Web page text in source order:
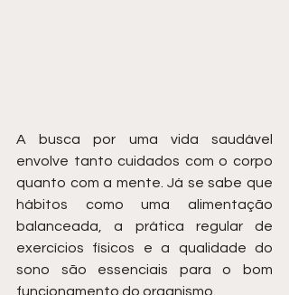
A busca por uma vida saudável
envolve tanto cuidados com o corpo
quanto com a mente. Já se sabe que
hábitos como uma alimentação
balanceada, a prática regular de
exercícios físicos e a qualidade do
sono são essenciais para o bom
funcionamento do organismo.